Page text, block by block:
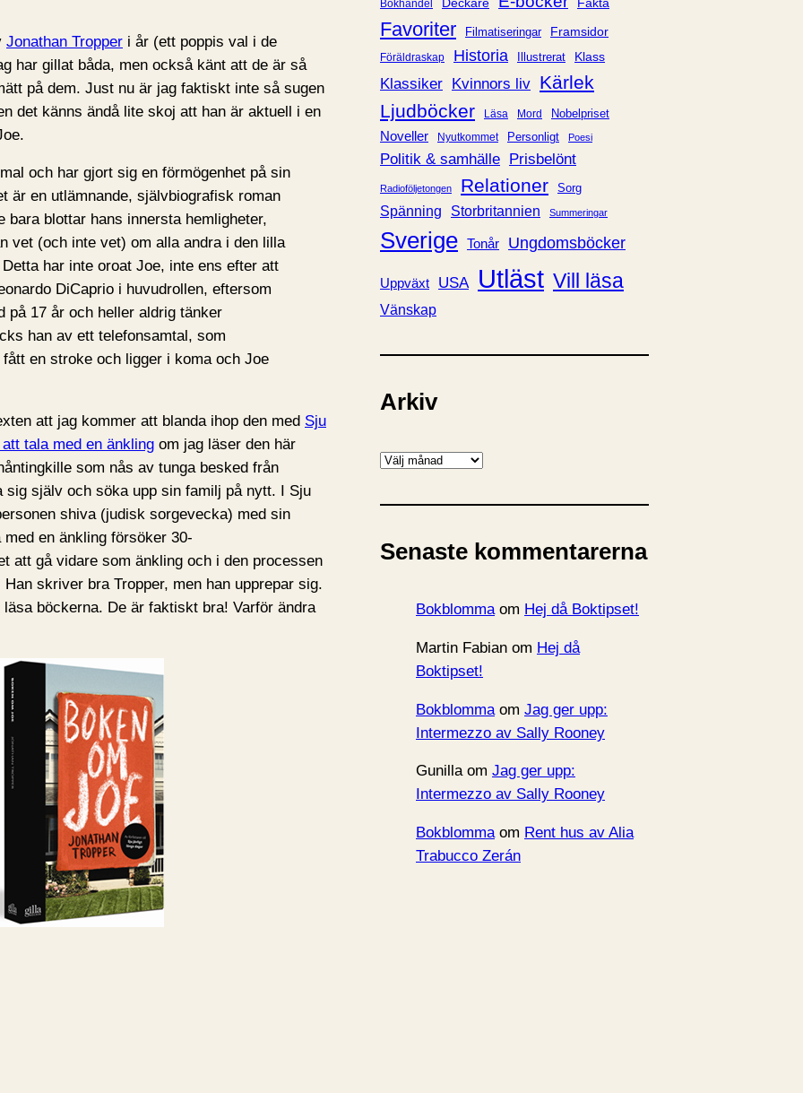
Jonathan Tropper i år (ett poppis val i de
har gillat båda, men också känt att de är så
på dem. Just nu är jag faktiskt inte så sugen
det känns ändå lite skoj att han är aktuell i en
och har gjort sig en förmögenhet på sin
är en utlämnande, självbiografisk roman
bara blottar hans innersta hemligheter,
vet (och inte vet) om alla andra i den lilla
har inte oroat Joe, inte ens efter att
DiCaprio i huvudrollen, eftersom
på 17 år och heller aldrig tänker
han av ett telefonsamtal, som
en stroke och ligger i koma och Joe
att jag kommer att blanda ihop den med Sju
att tala med en änkling om jag läser den här
som nås av tunga besked från
sig själv och söka upp sin familj på nytt. I Sju
shiva (judisk sorgevecka) med sin
en änkling försöker 30-
att gå vidare som änkling och i den processen
skriver bra Tropper, men han upprepar sig.
böckerna. De är faktiskt bra! Varför ändra
e
r
Bokhandel
Favoriter Filmatiseringar Framsidor
Föräldraskap Historia Illustrerat Klass
Klassiker Kvinnors liv Kärlek
Ljudböcker
Läsa Mord Nobelpriset
Noveller Nyutkommet Personligt Poesi
Politik & samhälle Prisbelönt
Radioföljetongen Relationer Sorg
Spänning Storbritannien Summeringar
Sverige Tonår Ungdomsböcker
Uppväxt USA Utläst Vill läsa
Vänskap
Arkiv
A
k
v
Senaste kommentarerna
Bokblommaom Hej då Boktipset!
Martin Fabian om Hej då
Boktipset!
Bokblomma om Jag ger upp:
Intermezzo av Sally Rooney
Gunillaom Jag ger upp:
Intermezzo av Sally Rooney
Bokblommaom Rent hus av Alia
Trabucco Zerán